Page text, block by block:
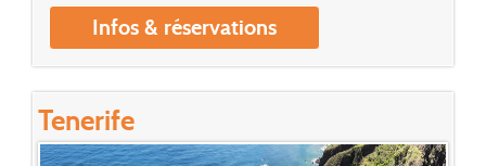
Infos & réservations
Tenerife